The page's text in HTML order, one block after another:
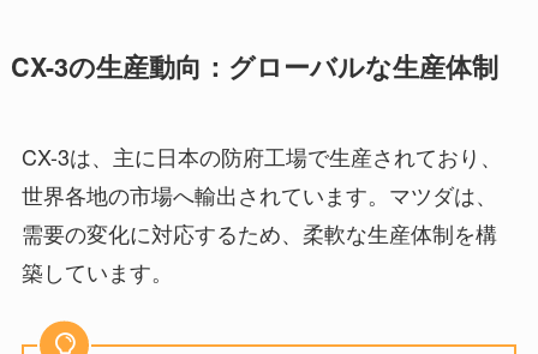
CX-3の生産動向：グローバルな生産体制
CX-3は、主に日本の防府工場で生産されており、
世界各地の市場へ輸出されています。マツダは、
需要の変化に対応するため、柔軟な生産体制を構
築しています。